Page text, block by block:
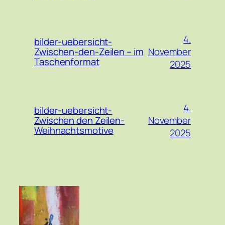
bilder-uebersicht-
Zwischen-den-Zeilen – im
Taschenformat
4.
November
2025
bilder-uebersicht-
Zwischen den Zeilen-
Weihnachtsmotive
4.
November
2025